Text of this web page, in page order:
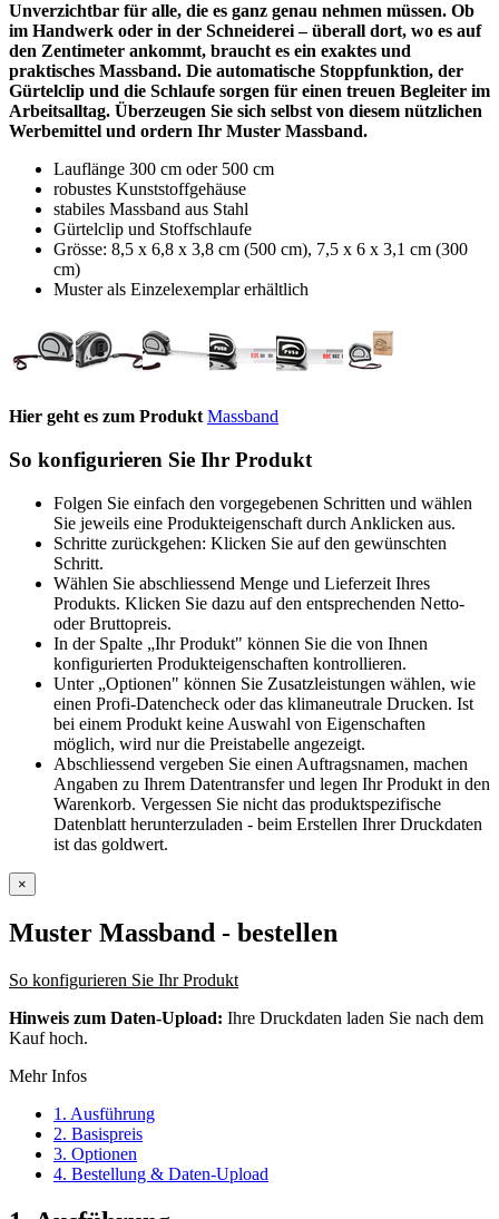
Unverzichtbar für alle, die es ganz genau nehmen müssen. Ob
im Handwerk oder in der Schneiderei – überall dort, wo es auf
den Zentimeter ankommt, braucht es ein exaktes und
praktisches Massband. Die automatische Stoppfunktion, der
Gürtelclip und die Schlaufe sorgen für einen treuen Begleiter im
Arbeitsalltag. Überzeugen Sie sich selbst von diesem nützlichen
Werbemittel und ordern Ihr Muster Massband.
Lauflänge 300 cm oder 500 cm
robustes Kunststoffgehäuse
stabiles Massband aus Stahl
Gürtelclip und Stoffschlaufe
Grösse: 8,5 x 6,8 x 3,8 cm (500 cm), 7,5 x 6 x 3,1 cm (300
cm)
Muster als Einzelexemplar erhältlich
Hier geht es zum Produkt Massband
So konfigurieren Sie Ihr Produkt
Folgen Sie einfach den vorgegebenen Schritten und wählen
Sie jeweils eine Produkteigenschaft durch Anklicken aus.
Schritte zurückgehen: Klicken Sie auf den gewünschten
Schritt.
Wählen Sie abschliessend Menge und Lieferzeit Ihres
Produkts. Klicken Sie dazu auf den entsprechenden Netto-
oder Bruttopreis.
In der Spalte „Ihr Produkt" können Sie die von Ihnen
konfigurierten Produkteigenschaften kontrollieren.
Unter „Optionen" können Sie Zusatzleistungen wählen, wie
einen Profi-Datencheck oder das klimaneutrale Drucken. Ist
bei einem Produkt keine Auswahl von Eigenschaften
möglich, wird nur die Preistabelle angezeigt.
Abschliessend vergeben Sie einen Auftragsnamen, machen
Angaben zu Ihrem Datentransfer und legen Ihr Produkt in den
Warenkorb. Vergessen Sie nicht das produktspezifische
Datenblatt herunterzuladen - beim Erstellen Ihrer Druckdaten
ist das goldwert.
×
Muster Massband - bestellen
So konfigurieren Sie Ihr Produkt
Hinweis zum Daten-Upload: Ihre Druckdaten laden Sie nach dem
Kauf hoch.
Mehr Infos
1. Ausführung
2. Basispreis
3. Optionen
4. Bestellung & Daten-Upload